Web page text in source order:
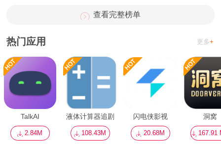
查看完整榜单
热门应用 更多+
TalkAI
2.84M
液体计算器追剧
108.43M
闪电侠影视
20.68M
洞窝
167.91